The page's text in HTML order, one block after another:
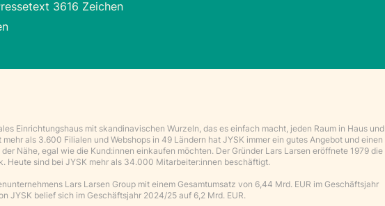
3616 Zeichen
Einrichtungshaus mit skandinavischen Wurzeln, das es einfach macht, jeden Raum in Haus und
als 3.600 Filialen und Webshops in 49 Ländern hat JYSK immer ein gutes Angebot und einen
Nähe, egal wie die Kund:innen einkaufen möchten. Der Gründer Lars Larsen eröffnete 1979 die
Heute sind bei JYSK mehr als 34.000 Mitarbeiter:innen beschäftigt.
Lars Larsen Group mit einem Gesamtumsatz von 6,44 Mrd. EUR im Geschäftsjahr
JYSK belief sich im Geschäftsjahr 2024/25 auf 6,2 Mrd. EUR.